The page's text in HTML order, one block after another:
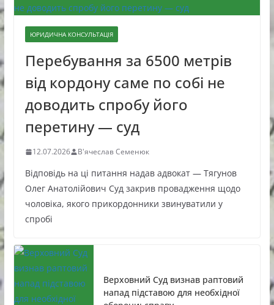
ЮРИДИЧНА КОНСУЛЬТАЦІЯ
Перебування за 6500 метрів
від кордону саме по собі не
доводить спробу його
перетину — суд
12.07.2026 В'ячеслав Семенюк
Відповідь на ці питання надав адвокат — Тягунов
Олег Анатолійович Суд закрив провадження щодо
чоловіка, якого прикордонники звинуватили у
спробі
Верховний Суд визнав раптовий
напад підставою для необхідної